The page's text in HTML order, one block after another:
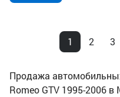
1 2 3
Продажа
Romeo GTV 1995-2006